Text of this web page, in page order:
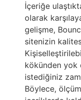
İçeriğe
olarak
gelişme,
sitenizin
kökünden yok
istediğiniz
Böylece,